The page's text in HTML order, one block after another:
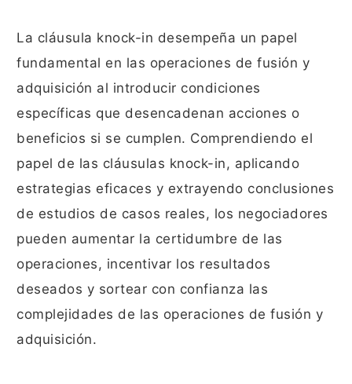
La cláusula knock-in desempeña un papel
fundamental en las operaciones de fusión y
adquisición al introducir condiciones
específicas que desencadenan acciones o
beneficios si se cumplen. Comprendiendo el
papel de las cláusulas knock-in, aplicando
estrategias eficaces y extrayendo conclusiones
de estudios de casos reales, los negociadores
pueden aumentar la certidumbre de las
operaciones, incentivar los resultados
deseados y sortear con confianza las
complejidades de las operaciones de fusión y
adquisición.